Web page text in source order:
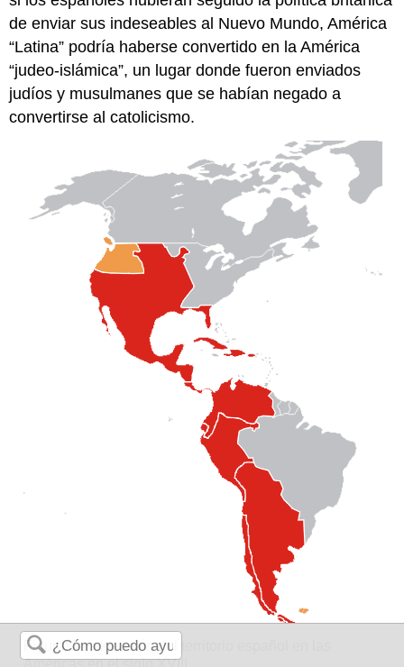
de enviar sus indeseables al Nuevo Mundo, América
“Latina” podría haberse convertido en la América
“judeo-islámica”, un lugar donde fueron enviados
judíos y musulmanes que se habían negado a
convertirse al catolicismo.
Figura: La extensión del territorio español en las
Américas en el siglo XVIII.